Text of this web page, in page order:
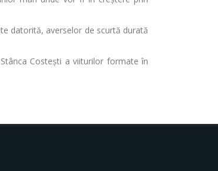
datorită, averselor de scurtă durată
Costeşti a viiturilor formate în